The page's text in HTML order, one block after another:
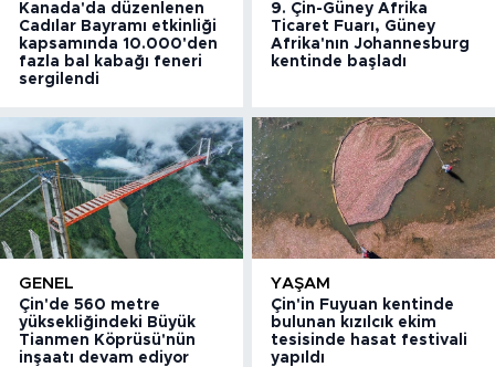
Kanada'da düzenlenen
Cadılar Bayramı etkinliği
kapsamında 10.000'den
fazla bal kabağı feneri
sergilendi
9. Çin-Güney Afrika
Ticaret Fuarı, Güney
Afrika'nın Johannesburg
kentinde başladı
GENEL
Çin'de 560 metre
yüksekliğindeki Büyük
Tianmen Köprüsü'nün
inşaatı devam ediyor
YAŞAM
Çin'in Fuyuan kentinde
bulunan kızılcık ekim
tesisinde hasat festivali
yapıldı